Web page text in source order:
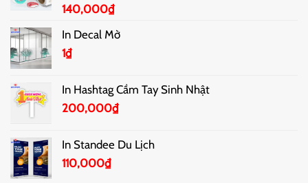
140,000₫
In Decal Mờ
1₫
In Hashtag Cầm Tay Sinh Nhật
200,000₫
In Standee Du Lịch
110,000₫